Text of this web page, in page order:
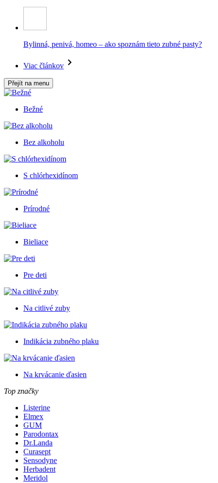
Bylinná, penivá, homeo – ako spoznám tieto zubné pasty?
Viac článkov
Přejít na menu
Bežné
Bez alkoholu
S chlórhexidínom
Prírodné
Bieliace
Pre deti
Na citlivé zuby
Indikácia zubného plaku
Na krvácanie ďasien
Top značky
Listerine
Elmex
GUM
Parodontax
Dr.Landa
Curasept
Sensodyne
Herbadent
Meridol